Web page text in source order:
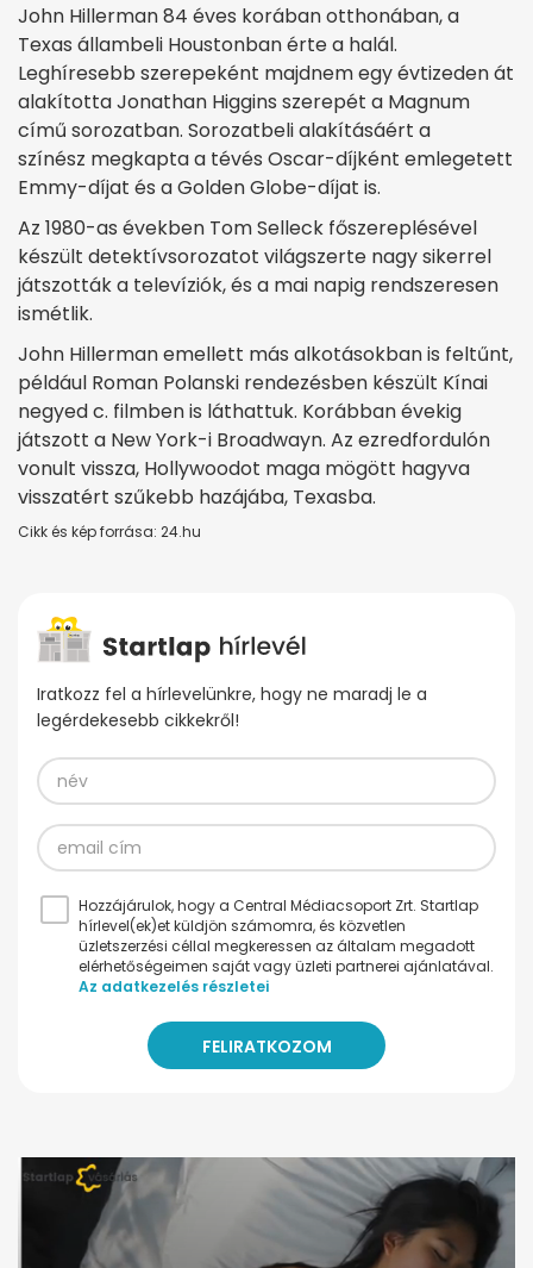
John Hillerman 84 éves korában otthonában, a
Texas állambeli Houstonban érte a halál.
Leghíresebb szerepeként majdnem egy évtizeden át
alakította Jonathan Higgins szerepét a Magnum
című sorozatban. Sorozatbeli alakításáért a
színész megkapta a tévés Oscar-díjként emlegetett
Emmy-díjat és a Golden Globe-díjat is.
Az 1980-as években Tom Selleck főszereplésével
készült detektívsorozatot világszerte nagy sikerrel
játszották a televíziók, és a mai napig rendszeresen
ismétlik.
John Hillerman emellett más alkotásokban is feltűnt,
például Roman Polanski rendezésben készült Kínai
negyed c. filmben is láthattuk. Korábban évekig
játszott a New York-i Broadwayn. Az ezredfordulón
vonult vissza, Hollywoodot maga mögött hagyva
visszatért szűkebb hazájába, Texasba.
Cikk és kép forrása: 24.hu
Iratkozz fel a hírlevelünkre, hogy ne maradj le a
legérdekesebb cikkekről!
Hozzájárulok, hogy a Central Médiacsoport Zrt. Startlap
hírlevel(ek)et küldjön számomra, és közvetlen
üzletszerzési céllal megkeressen az általam megadott
elérhetőségeimen saját vagy üzleti partnerei ajánlatával.
Az adatkezelés részletei